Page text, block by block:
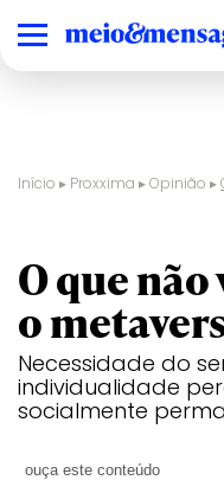
Início ▸ Proxxima ▸Opinião ▸
O que
o
Necessidade do
individualidade
socialmente
ouça este conteúdo